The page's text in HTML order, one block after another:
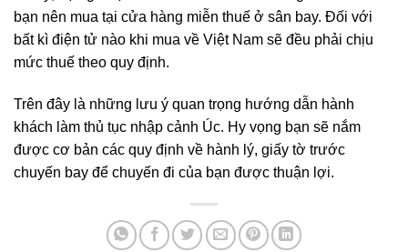
bạn nên mua tại cửa hàng miễn thuế ở sân bay. Đối với
bất kì điện tử nào khi mua về Việt Nam sẽ đều phải chịu
mức thuế theo quy định.
Trên đây là những lưu ý quan trọng hướng dẫn hành
khách làm thủ tục nhập cảnh Úc. Hy vọng bạn sẽ nắm
được cơ bản các quy định về hành lý, giấy tờ trước
chuyến bay để chuyến đi của bạn được thuận lợi.